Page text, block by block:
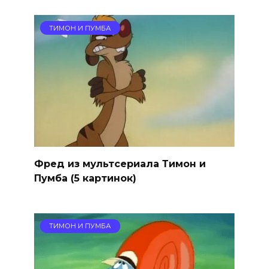
ТИМОН И ПУМБА
Фред из мультсериала Тимон и
Пумба (5 картинок)
ТИМОН И ПУМБА